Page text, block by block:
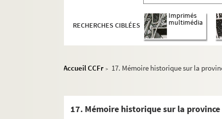
RECHERCHES CIBLÉES
Imprimés
multimédia
Accueil CCFr > 17. Mémoire historique sur la
17. Mémoire historique sur la